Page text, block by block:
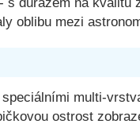
oblibu mezi
speciálními multi-
ostrost